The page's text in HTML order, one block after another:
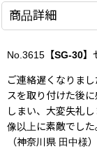
商品詳細
No.3615 【SG-30】
ご連絡遅くなりま
スを取り付けた後
しまい、大変失礼
像以上に素敵でした
（神奈川県 田中様）